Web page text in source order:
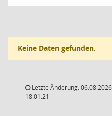
Keine Daten gefunden.
Letzte Änderung: 06.08.2026
18:01:21